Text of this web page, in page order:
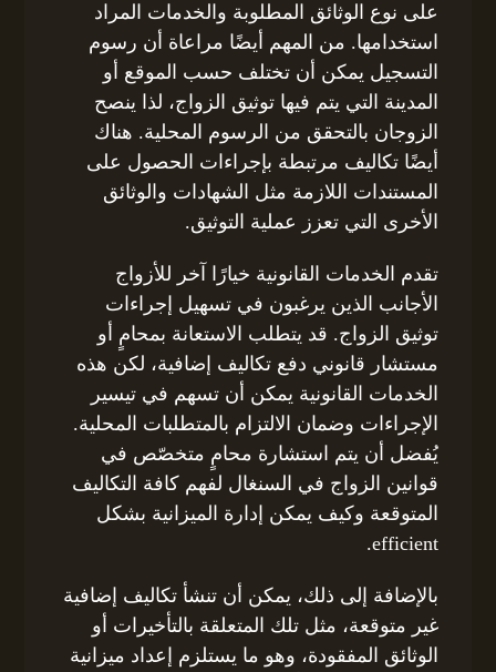
على نوع الوثائق المطلوبة والخدمات المراد
استخدامها. من المهم أيضًا مراعاة أن رسوم
التسجيل يمكن أن تختلف حسب الموقع أو
المدينة التي يتم فيها توثيق الزواج، لذا ينصح
الزوجان بالتحقق من الرسوم المحلية. هناك
أيضًا تكاليف مرتبطة بإجراءات الحصول على
المستندات اللازمة مثل الشهادات والوثائق
الأخرى التي تعزز عملية التوثيق.
تقدم الخدمات القانونية خيارًا آخر للأزواج
الأجانب الذين يرغبون في تسهيل إجراءات
توثيق الزواج. قد يتطلب الاستعانة بمحامٍ أو
مستشار قانوني دفع تكاليف إضافية، لكن هذه
الخدمات القانونية يمكن أن تسهم في تيسير
الإجراءات وضمان الالتزام بالمتطلبات المحلية.
يُفضل أن يتم استشارة محامٍ متخصّص في
قوانين الزواج في السنغال لفهم كافة التكاليف
المتوقعة وكيف يمكن إدارة الميزانية بشكل
efficient.
بالإضافة إلى ذلك، يمكن أن تنشأ تكاليف إضافية
غير متوقعة، مثل تلك المتعلقة بالتأخيرات أو
الوثائق المفقودة، وهو ما يستلزم إعداد ميزانية